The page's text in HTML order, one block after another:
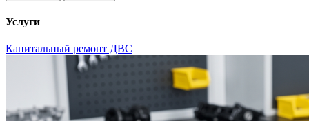
Услуги
Капитальный ремонт ДВС